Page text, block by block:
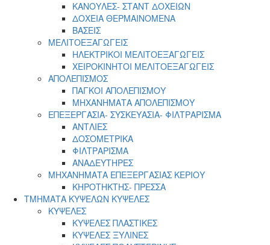
ΚΑΝΟΥΛΕΣ- ΣΤΑΝΤ ΔΟΧΕΙΩΝ
ΔΟΧΕΙΑ ΘΕΡΜΑΙΝΟΜΕΝΑ
ΒΑΣΕΙΣ
ΜΕΛΙΤΟΕΞΑΓΩΓΕΙΣ
ΗΛΕΚΤΡΙΚΟΙ ΜΕΛΙΤΟΕΞΑΓΩΓΕΙΣ
ΧΕΙΡΟΚΙΝΗΤΟΙ ΜΕΛΙΤΟΕΞΑΓΩΓΕΙΣ
ΑΠΟΛΕΠΙΣΜΟΣ
ΠΑΓΚΟΙ ΑΠΟΛΕΠΙΣΜΟΥ
ΜΗΧΑΝΗΜΑΤΑ ΑΠΟΛΕΠΙΣΜΟΥ
ΕΠΕΞΕΡΓΑΣΙΑ- ΣΥΣΚΕΥΑΣΙΑ- ΦΙΛΤΡΑΡΙΣΜΑ
ΑΝΤΛΙΕΣ
ΔΟΣΟΜΕΤΡΙΚΑ
ΦΙΛΤΡΑΡΙΣΜΑ
ΑΝΑΔΕΥΤΗΡΕΣ
ΜΗΧΑΝΗΜΑΤΑ ΕΠΕΞΕΡΓΑΣΙΑΣ ΚΕΡΙΟΥ
ΚΗΡΟΤΗΚΤΗΣ- ΠΡΕΣΣΑ
ΤΜΗΜΑΤΑ ΚΥΨΕΛΩΝ ΚΥΨΕΛΕΣ
ΚΥΨΕΛΕΣ
ΚΥΨΕΛΕΣ ΠΛΑΣΤΙΚΕΣ
ΚΥΨΕΛΕΣ ΞΥΛΙΝΕΣ